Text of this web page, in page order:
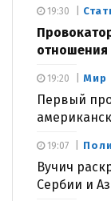
отношения
19:30
Мир
Первый
19:20
Вучич
Сербии и
19:07